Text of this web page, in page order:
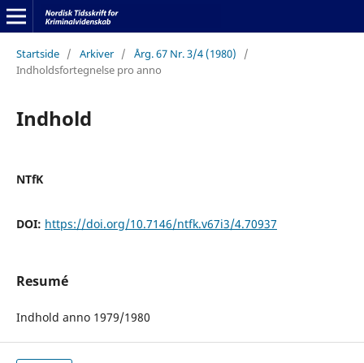
Startside / Arkiver / Årg. 67 Nr. 3/4 (1980)
/
Indholdsfortegnelse pro anno
Indhold
NTfK
DOI: https://doi.org/10.7146/ntfk.v67i3/4.70937
Resumé
Indhold anno 1979/1980